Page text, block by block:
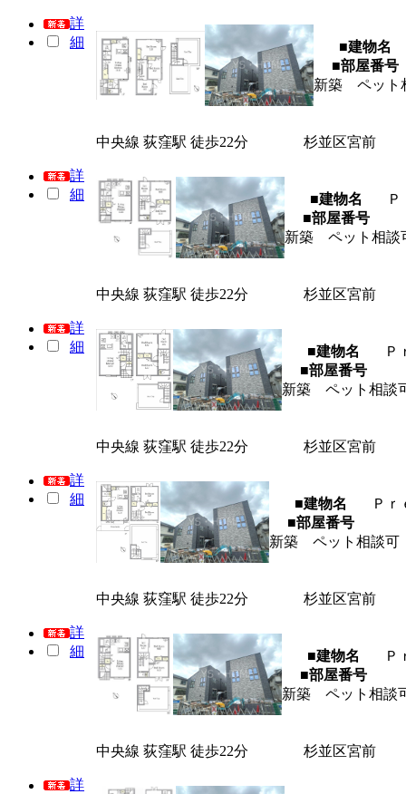
詳
細
■建物名
■部屋番号
新築 ペット
詳
細
中央線 荻窪駅 徒歩22分 杉並区宮前
■建物名
■部屋番号
新築 ペット相
詳
細
中央線 荻窪駅 徒歩22分 杉並区宮前
■建物名
Ｐ
■部屋番号
新築 ペット相
詳
細
中央線 荻窪駅 徒歩22分 杉並区宮前
■建物名
Ｐ
■部屋番号
新築 ペット相談
詳
細
中央線 荻窪駅 徒歩22分 杉並区宮前
■建物名
Ｐ
■部屋番号
新築 ペット相
詳
中央線 荻窪駅 徒歩22分 杉並区宮前